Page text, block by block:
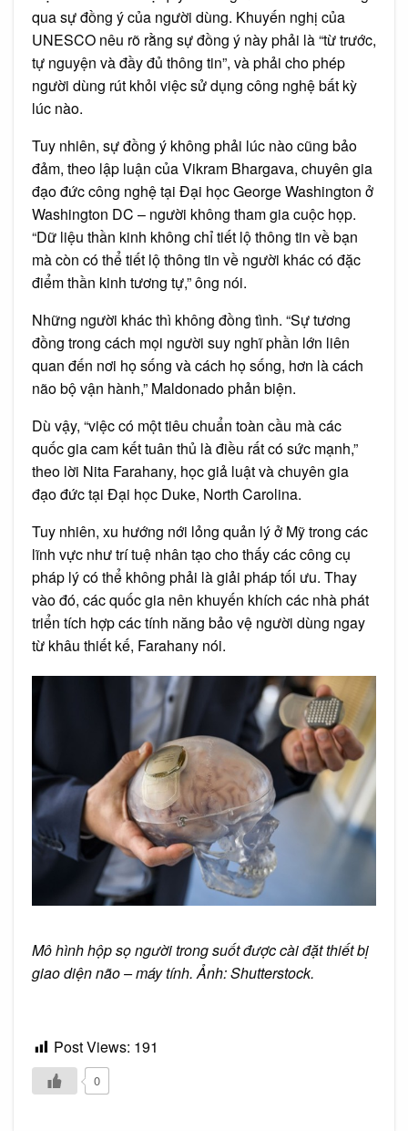
qua sự đồng ý của người dùng. Khuyến nghị của
UNESCO nêu rõ rằng sự đồng ý này phải là “từ trước,
tự nguyện và đầy đủ thông tin”, và phải cho phép
người dùng rút khỏi việc sử dụng công nghệ bất kỳ
lúc nào.
Tuy nhiên, sự đồng ý không phải lúc nào cũng bảo
đảm, theo lập luận của Vikram Bhargava, chuyên gia
đạo đức công nghệ tại Đại học George Washington ở
Washington DC – người không tham gia cuộc họp.
“Dữ liệu thần kinh không chỉ tiết lộ thông tin về bạn
mà còn có thể tiết lộ thông tin về người khác có đặc
điểm thần kinh tương tự,” ông nói.
Những người khác thì không đồng tình. “Sự tương
đồng trong cách mọi người suy nghĩ phần lớn liên
quan đến nơi họ sống và cách họ sống, hơn là cách
não bộ vận hành,” Maldonado phản biện.
Dù vậy, “việc có một tiêu chuẩn toàn cầu mà các
quốc gia cam kết tuân thủ là điều rất có sức mạnh,”
theo lời Nita Farahany, học giả luật và chuyên gia
đạo đức tại Đại học Duke, North Carolina.
Tuy nhiên, xu hướng nới lỏng quản lý ở Mỹ trong các
lĩnh vực như trí tuệ nhân tạo cho thấy các công cụ
pháp lý có thể không phải là giải pháp tối ưu. Thay
vào đó, các quốc gia nên khuyến khích các nhà phát
triển tích hợp các tính năng bảo vệ người dùng ngay
từ khâu thiết kế, Farahany nói.
Mô hình hộp sọ người trong suốt được cài đặt thiết bị
giao diện não – máy tính. Ảnh: Shutterstock.
Post Views: 191
0